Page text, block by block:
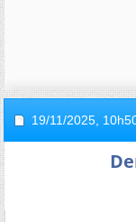
19/11/2025,